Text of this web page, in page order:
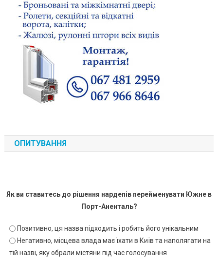
ОПИТУВАННЯ
Як ви ставитесь до рішення нардепів перейменувати Южне в
Порт-Аненталь?
Позитивно, ця назва підходить і робить його унікальним
Негативно, місцева влада має їхати в Київ та наполягати на
тій назві, яку обрали містяни під час голосування